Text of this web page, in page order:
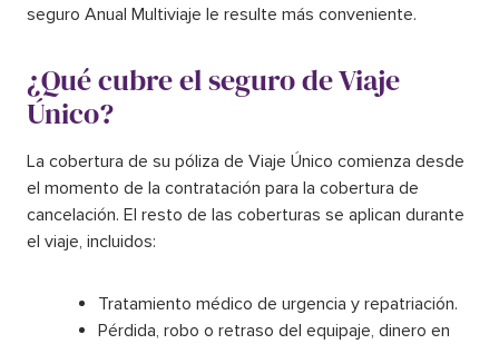
seguro Anual Multiviaje le resulte más conveniente.
¿Qué cubre el seguro de Viaje
Único?
La cobertura de su póliza de Viaje Único comienza desde
el momento de la contratación para la cobertura de
cancelación. El resto de las coberturas se aplican durante
el viaje, incluidos:
Tratamiento médico de urgencia y repatriación.
Pérdida, robo o retraso del equipaje, dinero en